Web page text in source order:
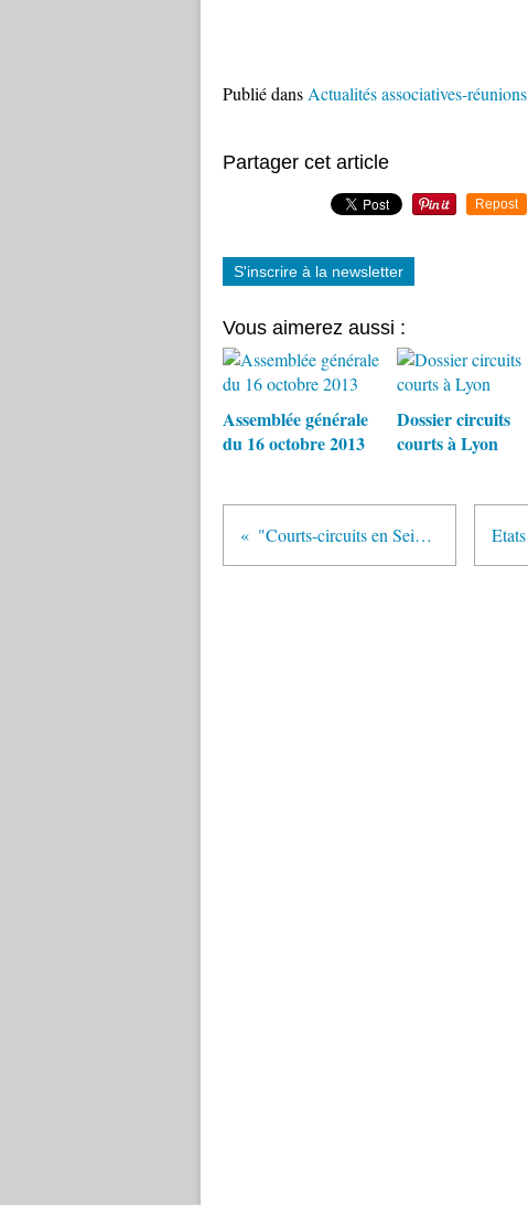
Publié dans Actualités associatives-réunions
Partager cet article
Repost
S'inscrire à la newsletter
Vous aimerez aussi :
Assemblée générale
du 16 octobre 2013
Dossier circuits
courts à Lyon
"Courts-circuits en Seine" 13 mai